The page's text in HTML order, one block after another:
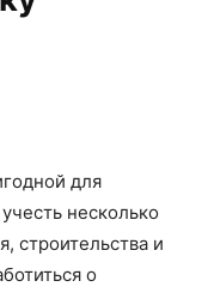
для
несколько
строительства и
о